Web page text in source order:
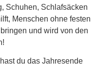
Schuhen, Schlafsäcken
Menschen ohne festen
und wird von den
du das Jahresende